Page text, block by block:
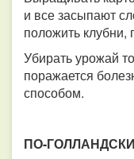
и все засыпают
положить клубни,
Убирать урожай
поражается
способом.
ПО-ГОЛЛАНДСКИ